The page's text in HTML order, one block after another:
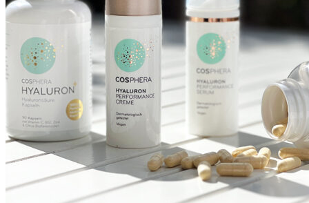
BLOGGER
BÜCHER
CASHBACK
GESUNDHEIT & SPORT
HOME & LIFESTYLE
KAUTION
REISE
TIERE
TECHNIK
KATEGORIEN
FOOD & DRINKS
KIND & BABY
BEAUTY